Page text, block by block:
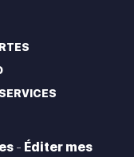
- Éditer mes